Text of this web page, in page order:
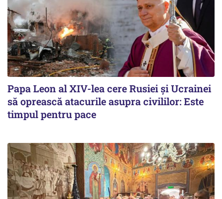
Papa Leon al XIV-lea cere Rusiei și Ucrainei
să oprească atacurile asupra civililor: Este
timpul pentru pace